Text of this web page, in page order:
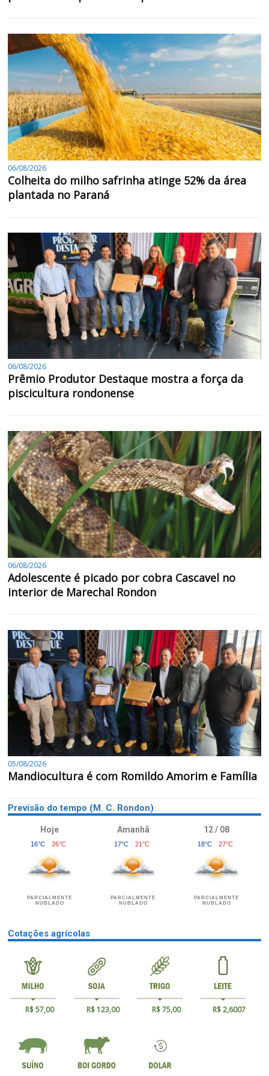
06/08/2026
Colheita do milho safrinha atinge 52% da área
plantada no Paraná
06/08/2026
Prêmio Produtor Destaque mostra a força da
piscicultura rondonense
06/08/2026
Adolescente é picado por cobra Cascavel no
interior de Marechal Rondon
05/08/2026
Mandiocultura é com Romildo Amorim e Família
Previsão do tempo (M. C. Rondon)
Hoje
16°C 26°C
PARCIALMENTE
NUBLADO
Amanhã
17°C 21°C
PARCIALMENTE
NUBLADO
12 / 08
18°C 27°C
PARCIALMENTE
NUBLADO
Cotações agrícolas
R$ 57,00 R$ 123,00 R$ 75,00 R$ 2,6007